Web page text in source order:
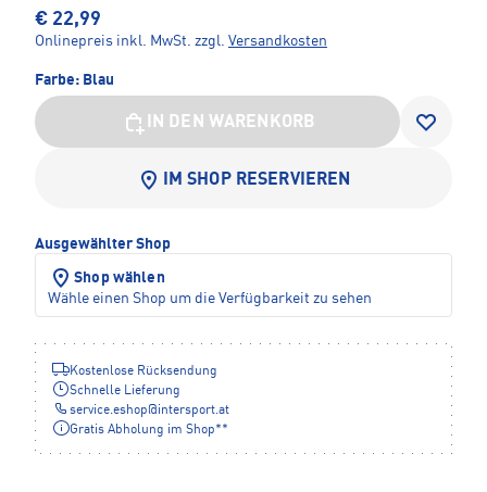
€ 22,99
Onlinepreis inkl. MwSt. zzgl. Versandkosten
Farbe: Blau
IN DEN WARENKORB
IM SHOP RESERVIEREN
Ausgewählter Shop
Shop wählen
Wähle einen Shop um die Verfügbarkeit zu sehen
Kostenlose Rücksendung
Schnelle Lieferung
service.eshop@intersport.at
Gratis Abholung im Shop**